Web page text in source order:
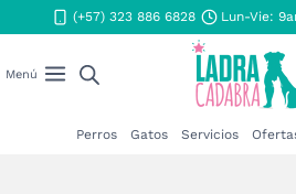
al
(+57) 323 886 6828 Lun-Vie:
Menú
Perros Gatos Servicios